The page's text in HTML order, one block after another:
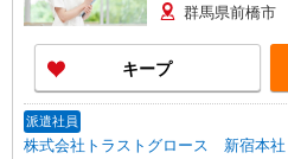
群馬県前橋市
キープ
派遣社員
株式会社トラストグロース 新宿本